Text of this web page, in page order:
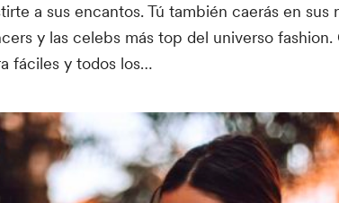
a sus encantos. Tú también caerás en sus
y las celebs más top del universo
fáciles y todos los…